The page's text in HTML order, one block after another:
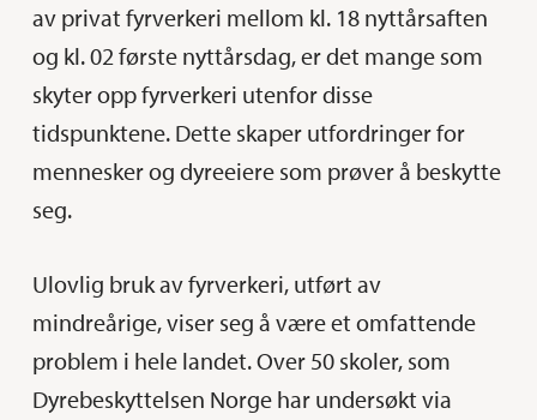
av privat fyrverkeri mellom kl. 18 nyttårsaften
og kl. 02 første nyttårsdag, er det mange som
skyter opp fyrverkeri utenfor disse
tidspunktene. Dette skaper utfordringer for
mennesker og dyreeiere som prøver å beskytte
seg.
Ulovlig bruk av fyrverkeri, utført av
mindreårige, viser seg å være et omfattende
problem i hele landet. Over 50 skoler, som
Dyrebeskyttelsen Norge har undersøkt via